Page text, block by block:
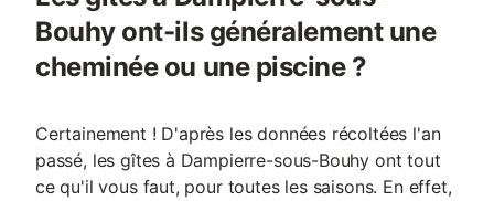
Bouhy ont-ils généralement une
cheminée ou une piscine ?
Certainement ! D'après les données récoltées l'an
passé, les gîtes à Dampierre-sous-Bouhy ont tout
ce qu'il vous faut, pour toutes les saisons. En effet,